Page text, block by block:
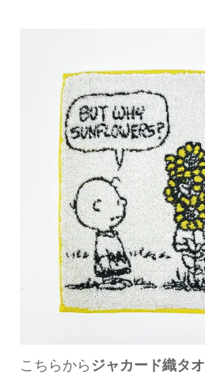
こちらから ジャカード織タ